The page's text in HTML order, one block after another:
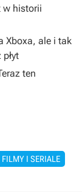
w historii
Xboxa, ale i tak
ten
FILMY I SERIALE